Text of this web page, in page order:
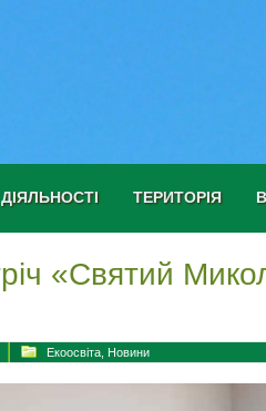
ТЕРИТОРІЯ
«Святий
Екоосвіта Новини